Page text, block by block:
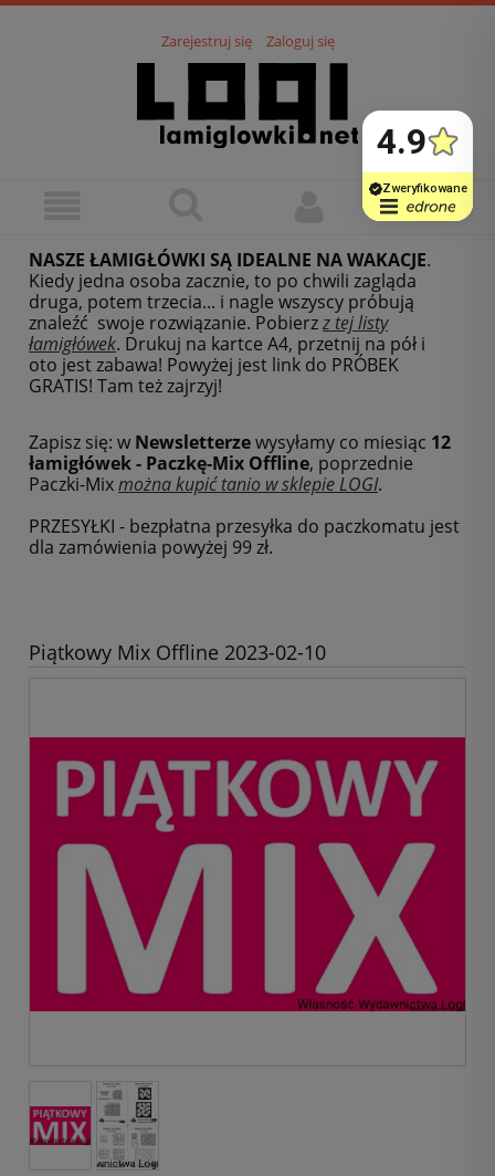
Zarejestruj się Zaloguj się
NASZE ŁAMIGŁÓWKI SĄ IDEALNE NA WAKACJE.
Kiedy jedna osoba zacznie, to po chwili zagląda
druga, potem trzecia... i nagle wszyscy próbują
znaleźć swoje rozwiązanie. Pobierzz tej listy
łamigłówek. Drukuj na kartce A4, przetnij na pół i
oto jest zabawa! Powyżej jest link do PRÓBEK
GRATIS! Tam też zajrzyj!
Zapisz się: w Newsletterzewysyłamy co miesiąc 12
łamigłówek - Paczkę-Mix Offline, poprzednie
Paczki-Mixmożna kupić tanio w sklepie LOGI.
PRZESYŁKI - bezpłatna przesyłka do paczkomatu jest
dla zamówienia powyżej 99 zł.
Piątkowy Mix Offline 2023-02-10